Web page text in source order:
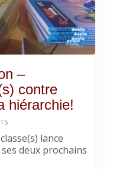
–
contre
hiérarchie!
lance
deux prochains